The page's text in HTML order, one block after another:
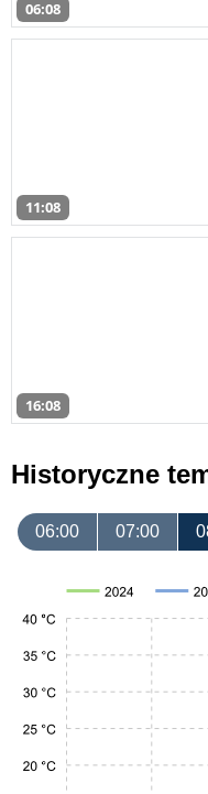
06:08
11:08
16:08
Historyczne
06:00 07:00